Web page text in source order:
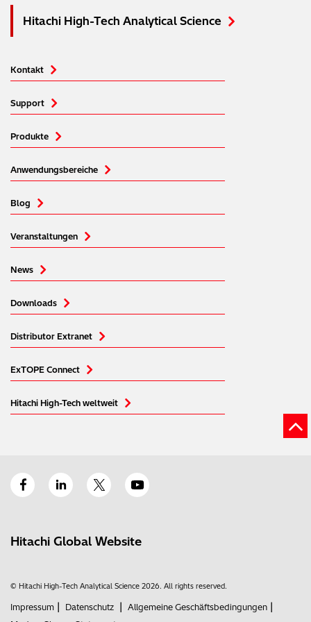
Hitachi High-Tech Analytical Science
Kontakt
Support
Produkte
Anwendungsbereiche
Blog
Veranstaltungen
News
Downloads
Distributor Extranet
ExTOPE Connect
Hitachi High-Tech weltweit
Hitachi Global Website
© Hitachi High-Tech Analytical Science 2026. All rights reserved.
Impressum | Datenschutz | Allgemeine Geschäftsbedingungen |